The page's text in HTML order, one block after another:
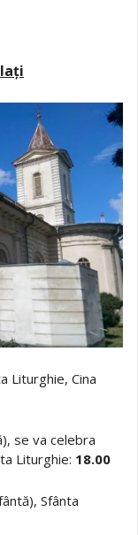
Liturghie, Cina
se va celebra
Liturghie: 18.00
Sfânta